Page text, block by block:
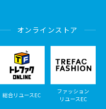
オンラインストア
総合リユースEC
ファッション
リユースEC